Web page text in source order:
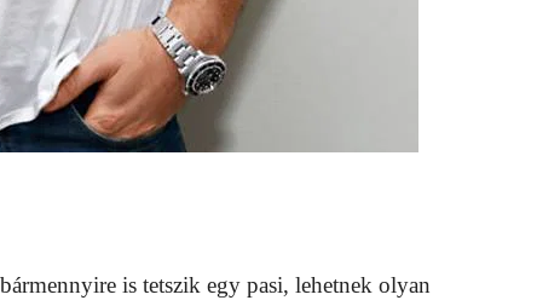
is tetszik egy pasi, lehetnek olyan